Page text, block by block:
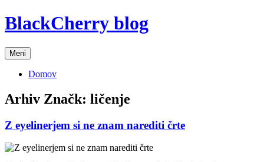
Preskoči
na
BlackCherry blog
Meni
Domov
Arhiv Značk: ličenje
Z eyelinerjem si ne znam narediti črte